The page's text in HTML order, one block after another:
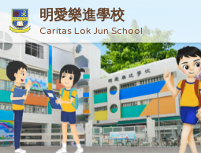
明愛樂進學校
Caritas Lok Jun School